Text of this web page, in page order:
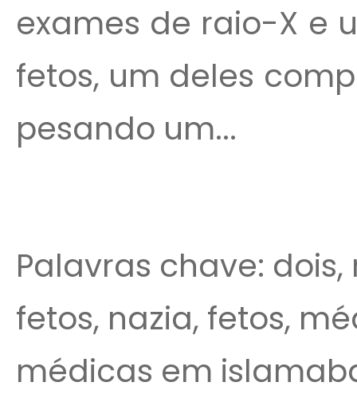
exames de raio-X e
fetos, um deles
pesando um...
Palavras chave:
fetos, nazia, fetos,
médicas em